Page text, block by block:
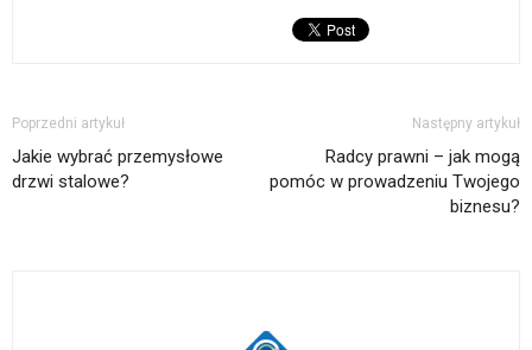
Poprzedni artykuł
Jakie wybrać przemysłowe
drzwi stalowe?
Następny artykuł
Radcy prawni – jak mogą
pomóc w prowadzeniu Twojego
biznesu?